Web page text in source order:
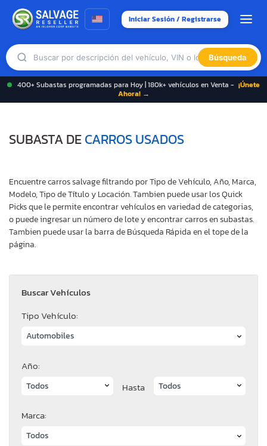
Iniciar Sesión / Registrarse
Búsqueda
400+ Subastas programadas para Hoy | 180k+ vehículos en Venta - ¡Únete
Ahora! →
SUBASTA DECARROS USADOS
Encuentre carros salvage filtrando por Tipo de Vehículo, Año, Marca,
Modelo, Tipo de Título y Locación. Tambien puede usar los Quick
Picks que le permite encontrar vehículos en variedad de categorias,
o puede ingresar un número de lote y encontrar carros en subastas.
Tambien puede usar la barra de Búsqueda Rápida en el tope de la
página.
Buscar Vehículos
Tipo Vehículo:
Año:
Hasta
Marca: